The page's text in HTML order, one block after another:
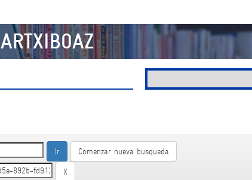
ARTXIBOAZ
Comenzar nueva busqueda